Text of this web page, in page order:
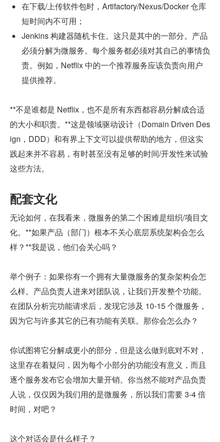
在下载/上传软件包时，Artifactory/Nexus/Docker 仓库
短时间内不可用；
Jenkins 构建器随机卡住。这只是其中的一部分。产品
必须分解为微服务。每个服务都必须对其自己的事情负
责。例如，Netflix 中的一个推荐服务应该负责向用户
提供推荐。
**不是谁都是 Netflix，也不是所有东西都容易分解成合适
的大小和职责。**这是领域驱动设计（Domain Driven Des
ign，DDD）和有界上下文可以提供帮助的地方，但这实
践起来并不容易，有时甚至没有足够的时间/开发性来试验
这些方法。
配套文化
无论如何，在我看来，微服务的第二个困难是组织/项目文
化。**如果产品（部门）根本不关心底层系统架构会怎么
样？**我是说，他们会关心吗？
举个例子：如果你有一个拥有大量微服务的复杂架构会怎
么样。产品负责人进来对团队说，让我们开发整个功能。
在团队分析完功能请求后，发现它涉及 10-15 个微服务，
因为它与许多其它的已有功能有关联。那你会怎么办？
你试图将它分解成更小的部分，但是这么做到底对不对，
这里存在着疑问，因为每个小部分的功能没有意义，而且
逐个服务发布它会增加大量开销。你当然不能对产品负责
人说，仅仅因为我们用的是微服务，所以我们需要 3-4 倍
时间，对吧？
这个对话会是什么样子？